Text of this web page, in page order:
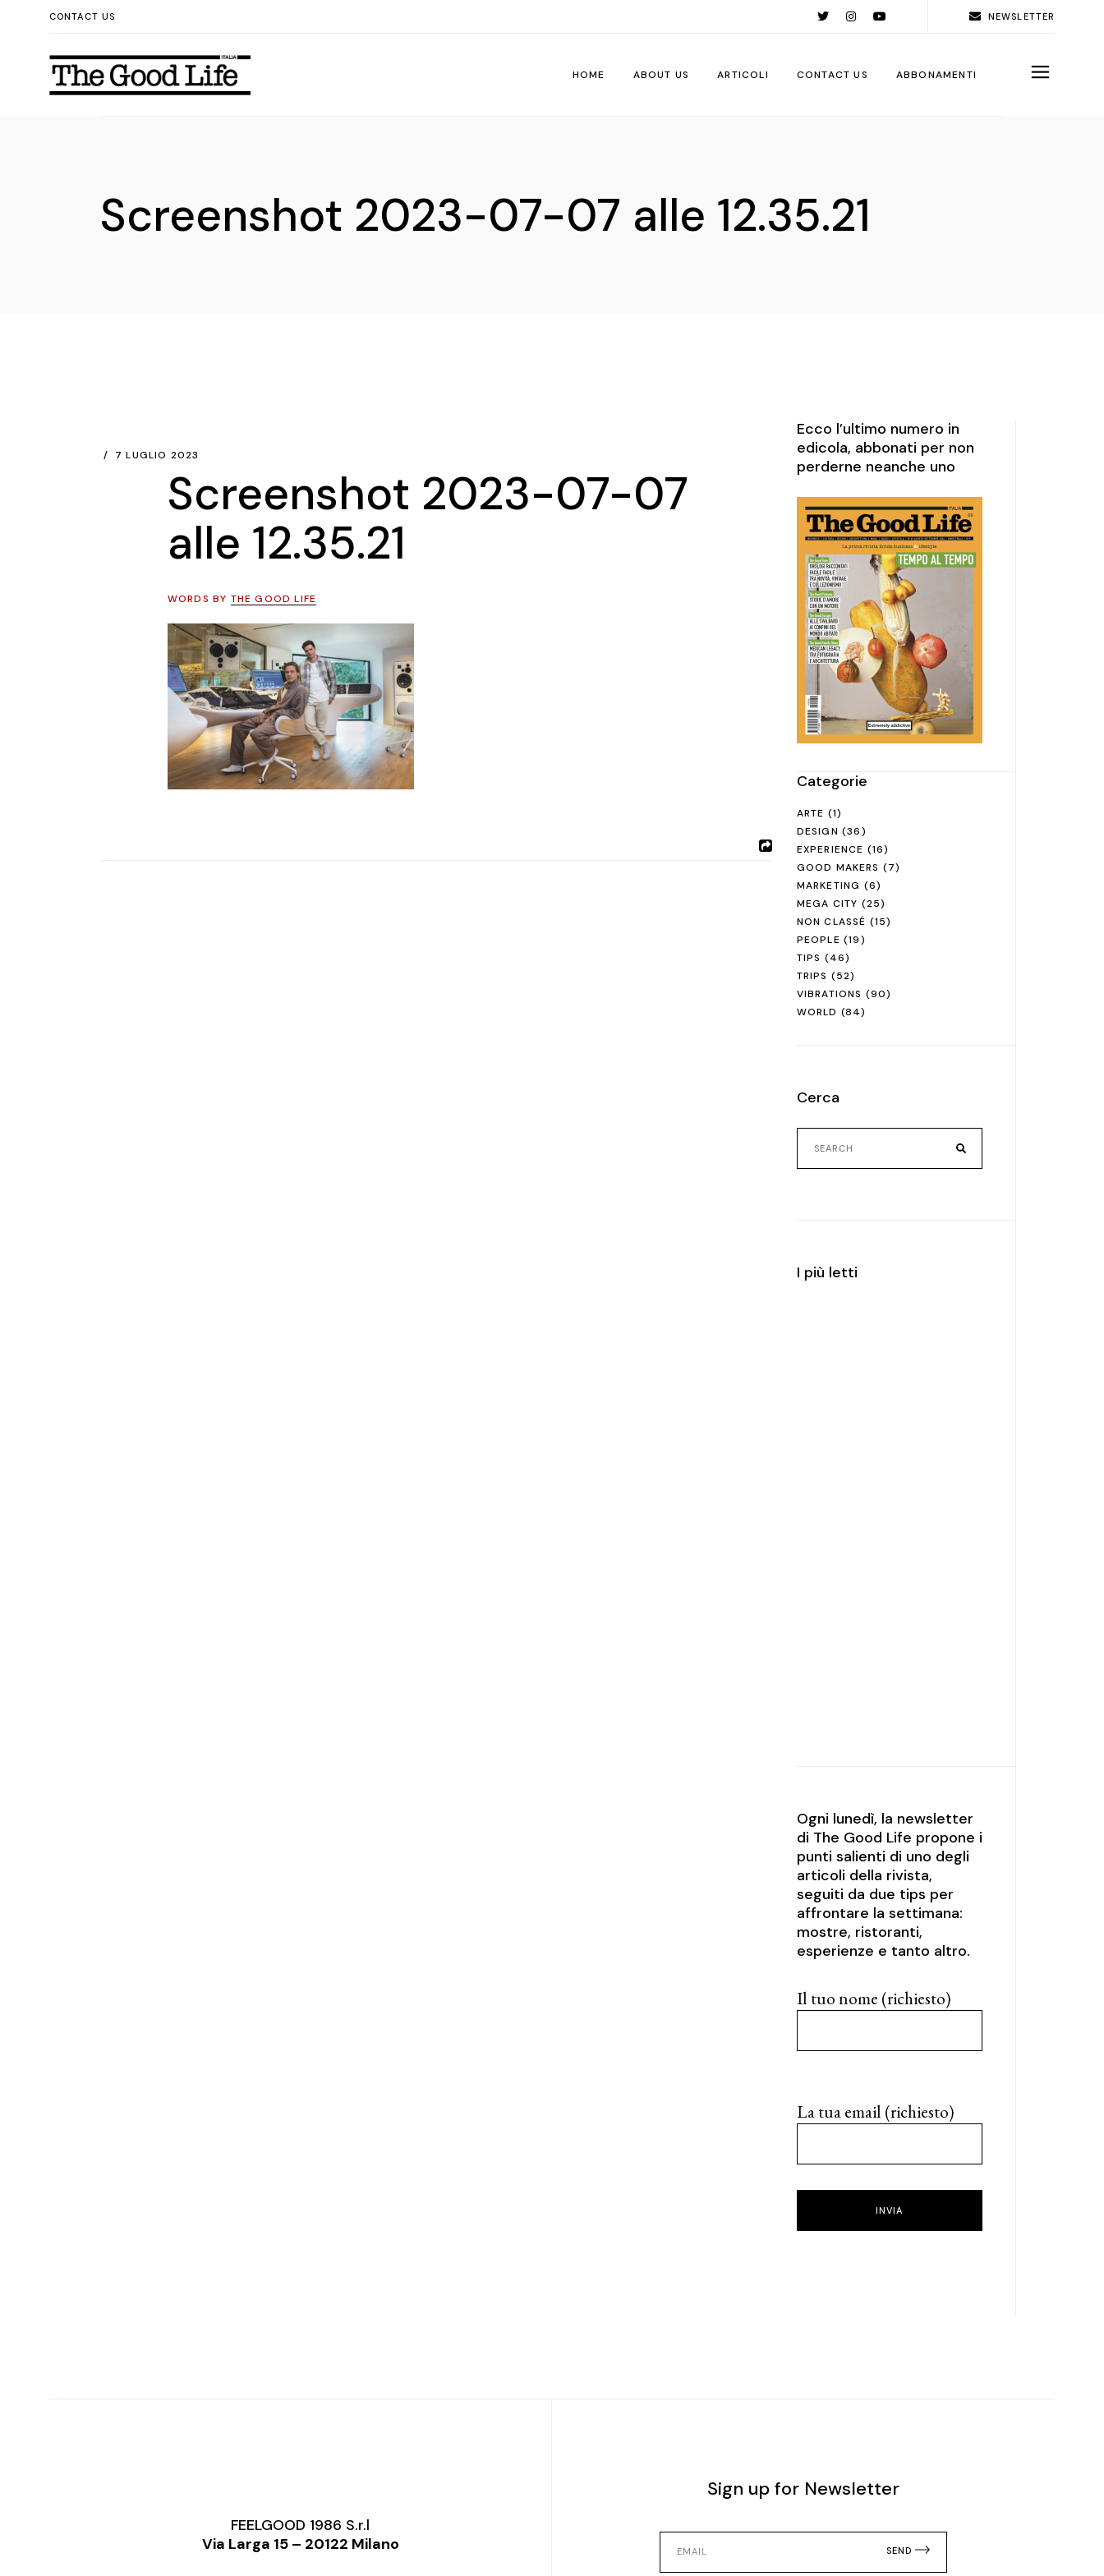
content
CONTACT US NEWSLETTER
HOME ABOUT US ARTICOLI
Trips
CONTACT US ABBONAMENTI
Screenshot 2023-07-07 alle 12.35.21
7 LUGLIO 2023
Screenshot 2023-07-07
alle 12.35.21
WORDS BY THE GOOD LIFE
Ecco l’ultimo numero in
edicola, abbonati per non
perderne neanche uno
Categorie
ARTE (1)
DESIGN (36)
EXPERIENCE (16)
GOOD MAKERS (7)
MARKETING (6)
MEGA CITY (25)
NON CLASSÉ (15)
PEOPLE (19)
TIPS (46)
TRIPS (52)
VIBRATIONS (90)
WORLD (84)
Cerca
Search
for:
I più letti
Ogni lunedì, la newsletter
di The Good Life propone i
punti salienti di uno degli
articoli della rivista,
seguiti da due tips per
affrontare la settimana:
mostre, ristoranti,
esperienze e tanto altro.
Il tuo nome (richiesto)
La tua email (richiesto)
INVIA
FEELGOOD 1986 S.r.l
Via Larga 15 – 20122 Milano
Sign up for Newsletter
SEND